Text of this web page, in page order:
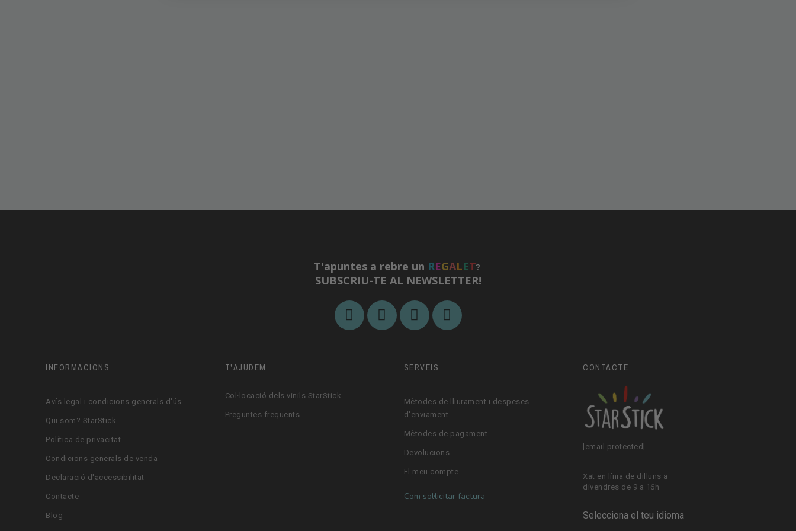
T'apuntes a rebre un REGALET?
SUBSCRIU-TE AL NEWSLETTER!
INFORMACIONS
Avís legal i condicions generals d'ús
Qui som? StarStick
Política de privacitat
Condicions generals de venda
Declaració d'accessibilitat
Contacte
Blog
T'AJUDEM
Col·locació dels vinils StarStick
Preguntes freqüents
SERVEIS
Mètodes de lliurament i despeses
d'enviament
Mètodes de pagament
Devolucions
El meu compte
Com sol·licitar factura
CONTACTE
[email protected]
Xat en línia de dilluns a
divendres de 9 a 16h
Selecciona el teu idioma